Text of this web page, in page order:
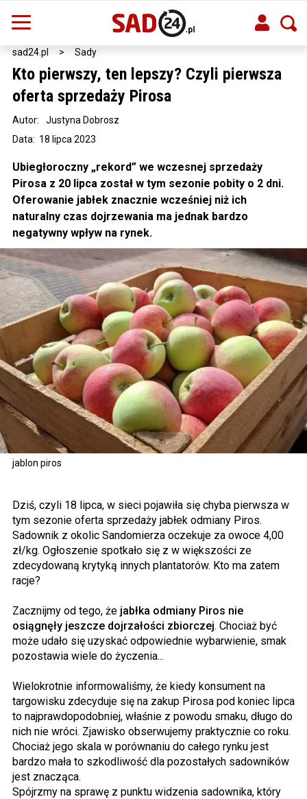
sad24.pl > Sady
jablon piros
Kto pierwszy, ten lepszy? Czyli pierwsza
oferta sprzedaży Pirosa
Data: 18 lipca 2023
Autor: Justyna Dobrosz
Ubiegłoroczny „rekord” we wczesnej sprzedaży
Pirosa z 20 lipca został w tym sezonie pobity o 2 dni.
Oferowanie jabłek znacznie wcześniej niż ich
naturalny czas dojrzewania ma jednak bardzo
negatywny wpływ na rynek.
Dziś, czyli 18 lipca, w sieci pojawiła się chyba pierwsza w
tym sezonie oferta sprzedaży jabłek odmiany Piros.
Sadownik z okolic Sandomierza oczekuje za owoce 4,00
zł/kg. Ogłoszenie spotkało się z w większości ze
zdecydowaną krytyką innych plantatorów. Kto ma zatem
racje?
Zacznijmy od tego, że jabłka odmiany Piros nie
osiągnęły jeszcze dojrzałości zbiorczej. Chociaż być
może udało się uzyskać odpowiednie wybarwienie, smak
pozostawia wiele do życzenia...
Wielokrotnie informowaliśmy, że kiedy konsument na
targowisku zdecyduje się na zakup Pirosa pod koniec lipca
to najprawdopodobniej, właśnie z powodu smaku, długo do
nich nie wróci. Zjawisko obserwujemy praktycznie co roku.
Chociaż jego skala w porównaniu do całego rynku jest
bardzo mała to szkodliwość dla pozostałych sadowników
jest znacząca.
Spójrzmy na sprawę z punktu widzenia sadownika, który